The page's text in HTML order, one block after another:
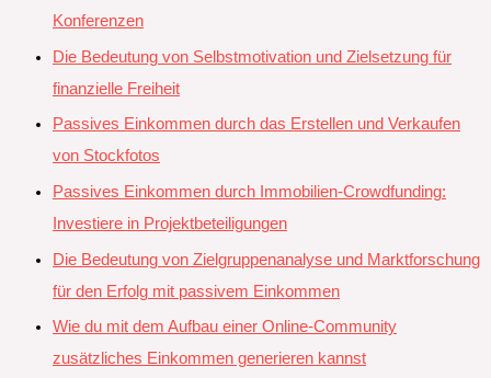
Konferenzen
Die Bedeutung von Selbstmotivation und Zielsetzung für
finanzielle Freiheit
Passives Einkommen durch das Erstellen und Verkaufen
von Stockfotos
Passives Einkommen durch Immobilien-Crowdfunding:
Investiere in Projektbeteiligungen
Die Bedeutung von Zielgruppenanalyse und Marktforschung
für den Erfolg mit passivem Einkommen
Wie du mit dem Aufbau einer Online-Community
zusätzliches Einkommen generieren kannst